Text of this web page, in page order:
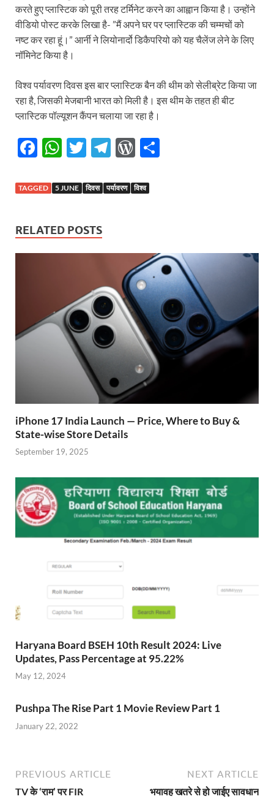
करते हुए प्लास्टिक को पूरी तरह टर्मिनेट करने का आह्वान किया है। उन्होंने
वीडियो पोस्ट करके लिखा है- ”मैं अपने घर पर प्लास्टिक की चम्मचों को
नष्ट कर रहा हूं।” आर्नी ने लियोनार्दो डिकैपरियो को यह चैलेंज लेने के लिए
नॉमिनेट किया है।
विश्व पर्यावरण दिवस इस बार प्लास्टिक बैन की थीम को सेलीब्रेट किया जा
रहा है, जिसकी मेजबानी भारत को मिली है। इस थीम के तहत ही बीट
प्लास्टिक पॉल्यूशन कैंपन चलाया जा रहा है।
F
e
o
o
W
at
A
p
T
itt
T
e
W
d
TAGGED 5 JUNE दिवस पर्यावरण विश्व
RELATED POSTS
iPhone 17 India Launch — Price, Where to Buy &
State-wise Store Details
September 19, 2025
Haryana Board BSEH 10th Result 2024: Live
Updates, Pass Percentage at 95.22%
May 12, 2024
Pushpa The Rise Part 1 Movie Review Part 1
January 22, 2022
PREVIOUS ARTICLE
TV के ‘राम’ पर FIR
NEXT ARTICLE
भयावह खतरे से हो जाईए सावधान